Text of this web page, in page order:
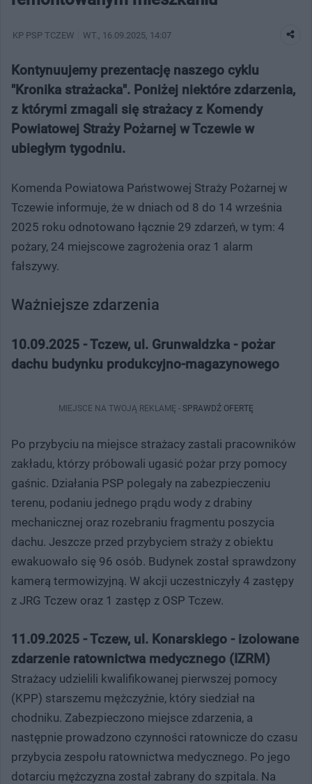
KP PSP TCZEW WT. , 16.09.2025, 14:07
Kontynuujemy prezentację naszego cyklu
"Kronika strażacka". Poniżej niektóre zdarzenia,
z którymi zmagali się strażacy z Komendy
Powiatowej Straży Pożarnej w Tczewie w
ubiegłym tygodniu.
Komenda Powiatowa Państwowej Straży Pożarnej w
Tczewie informuje, że w dniach od 8 do 14 września
2025 roku odnotowano łącznie 29 zdarzeń, w tym: 4
pożary, 24 miejscowe zagrożenia oraz 1 alarm
fałszywy.
Ważniejsze zdarzenia
10.09.2025 - Tczew, ul. Grunwaldzka - pożar
dachu budynku produkcyjno-magazynowego
MIEJSCE NA TWOJĄ REKLAMĘ - SPRAWDŹ OFERTĘ
Po przybyciu na miejsce strażacy zastali pracowników
zakładu, którzy próbowali ugasić pożar przy pomocy
gaśnic. Działania PSP polegały na zabezpieczeniu
terenu, podaniu jednego prądu wody z drabiny
mechanicznej oraz rozebraniu fragmentu poszycia
dachu. Jeszcze przed przybyciem straży z obiektu
ewakuowało się 96 osób. Budynek został sprawdzony
kamerą termowizyjną. W akcji uczestniczyły 4 zastępy
z JRG Tczew oraz 1 zastęp z OSP Tczew.
11.09.2025 - Tczew, ul. Konarskiego - izolowane
zdarzenie ratownictwa medycznego (IZRM)
Strażacy udzielili kwalifikowanej pierwszej pomocy
(KPP) starszemu mężczyźnie, który siedział na
chodniku. Zabezpieczono miejsce zdarzenia, a
następnie prowadzono czynności ratownicze do czasu
przybycia zespołu ratownictwa medycznego. Po jego
dotarciu mężczyzna został zabrany do szpitala. Na